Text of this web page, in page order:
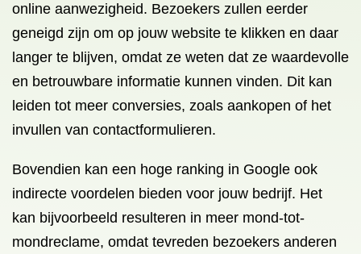
online aanwezigheid. Bezoekers zullen eerder
geneigd zijn om op jouw website te klikken en daar
langer te blijven, omdat ze weten dat ze waardevolle
en betrouwbare informatie kunnen vinden. Dit kan
leiden tot meer conversies, zoals aankopen of het
invullen van contactformulieren.
Bovendien kan een hoge ranking in Google ook
indirecte voordelen bieden voor jouw bedrijf. Het
kan bijvoorbeeld resulteren in meer mond-tot-
mondreclame, omdat tevreden bezoekers anderen